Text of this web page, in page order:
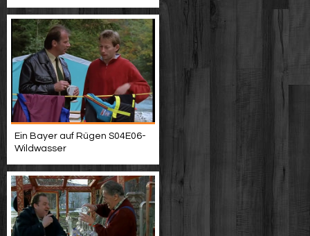
Ein Bayer auf Rügen S04E06-
Wildwasser